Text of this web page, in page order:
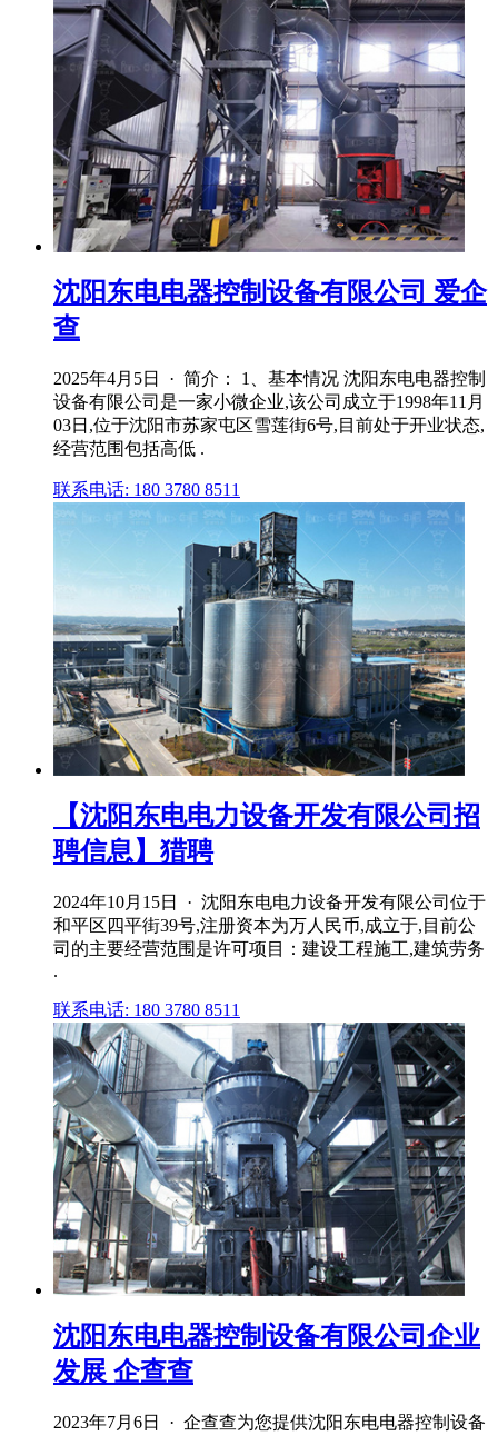
沈阳东电电器控制设备有限公司 爱企
查
2025年4月5日 · 简介： 1、基本情况 沈阳东电电器控制
设备有限公司是一家小微企业,该公司成立于1998年11月
03日,位于沈阳市苏家屯区雪莲街6号,目前处于开业状态,
经营范围包括高低 .
联系电话: 180 3780 8511
【沈阳东电电力设备开发有限公司招
聘信息】猎聘
2024年10月15日 · 沈阳东电电力设备开发有限公司位于
和平区四平街39号,注册资本为万人民币,成立于,目前公
司的主要经营范围是许可项目：建设工程施工,建筑劳务
.
联系电话: 180 3780 8511
沈阳东电电器控制设备有限公司企业
发展 企查查
2023年7月6日 · 企查查为您提供沈阳东电电器控制设备